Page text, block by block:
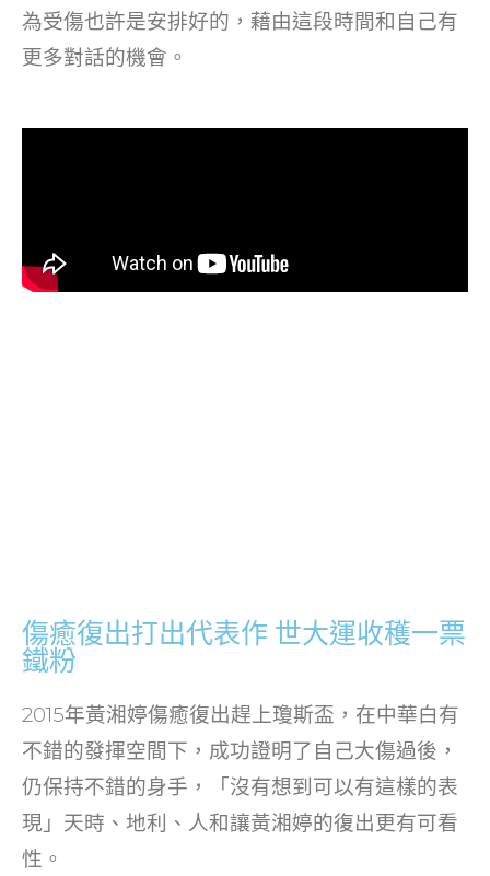
為受傷也許是安排好的，藉由這段時間和自己有
更多對話的機會。
傷癒復出打出代表作 世大運收穫一票
鐵粉
2015年黃湘婷傷癒復出趕上瓊斯盃，在中華白有
不錯的發揮空間下，成功證明了自己大傷過後，
仍保持不錯的身手，「沒有想到可以有這樣的表
現」天時、地利、人和讓黃湘婷的復出更有可看
性。